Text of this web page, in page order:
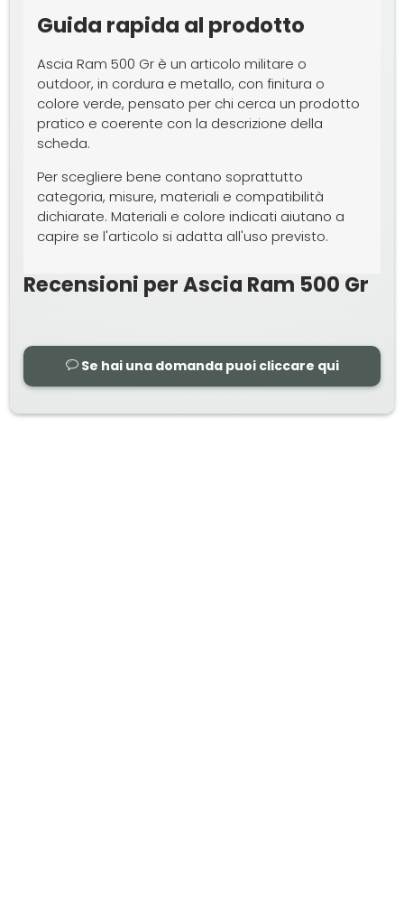
Guida rapida al prodotto
Ascia Ram 500 Gr è un articolo militare o
outdoor, in cordura e metallo, con finitura o
colore verde, pensato per chi cerca un prodotto
pratico e coerente con la descrizione della
scheda.
Per scegliere bene contano soprattutto
categoria, misure, materiali e compatibilità
dichiarate. Materiali e colore indicati aiutano a
capire se l'articolo si adatta all'uso previsto.
Recensioni per Ascia Ram 500 Gr
Se hai una domanda puoi cliccare qui